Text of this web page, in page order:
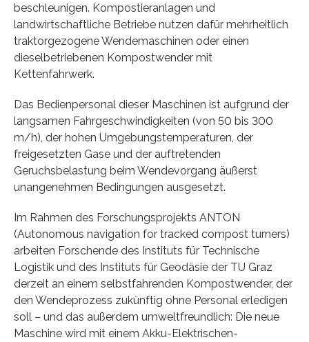
beschleunigen. Kompostieranlagen und
landwirtschaftliche Betriebe nutzen dafür mehrheitlich
traktorgezogene Wendemaschinen oder einen
dieselbetriebenen Kompostwender mit
Kettenfahrwerk.
Das Bedienpersonal dieser Maschinen ist aufgrund der
langsamen Fahrgeschwindigkeiten (von 50 bis 300
m/h), der hohen Umgebungstemperaturen, der
freigesetzten Gase und der auftretenden
Geruchsbelastung beim Wendevorgang äußerst
unangenehmen Bedingungen ausgesetzt.
Im Rahmen des Forschungsprojekts ANTON
(Autonomous navigation for tracked compost turners)
arbeiten Forschende des Instituts für Technische
Logistik und des Instituts für Geodäsie der TU Graz
derzeit an einem selbstfahrenden Kompostwender, der
den Wendeprozess zukünftig ohne Personal erledigen
soll – und das außerdem umweltfreundlich: Die neue
Maschine wird mit einem Akku-Elektrischen-